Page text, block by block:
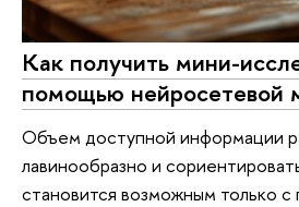
Как получить мини-
помощью нейросетевой
Объем доступной информации
лавинообразно и
становится возможным только